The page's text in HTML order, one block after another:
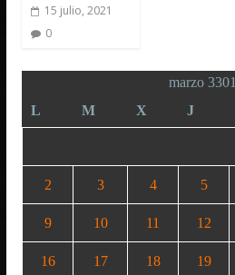
15 julio, 2021
0
marzo 3301
L
M X J
2 3 4 5
9 10 11 12
16 17 18 19